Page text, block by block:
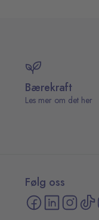
Bærekraft
Les mer om det her
Følg oss